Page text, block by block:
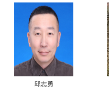
邱志勇